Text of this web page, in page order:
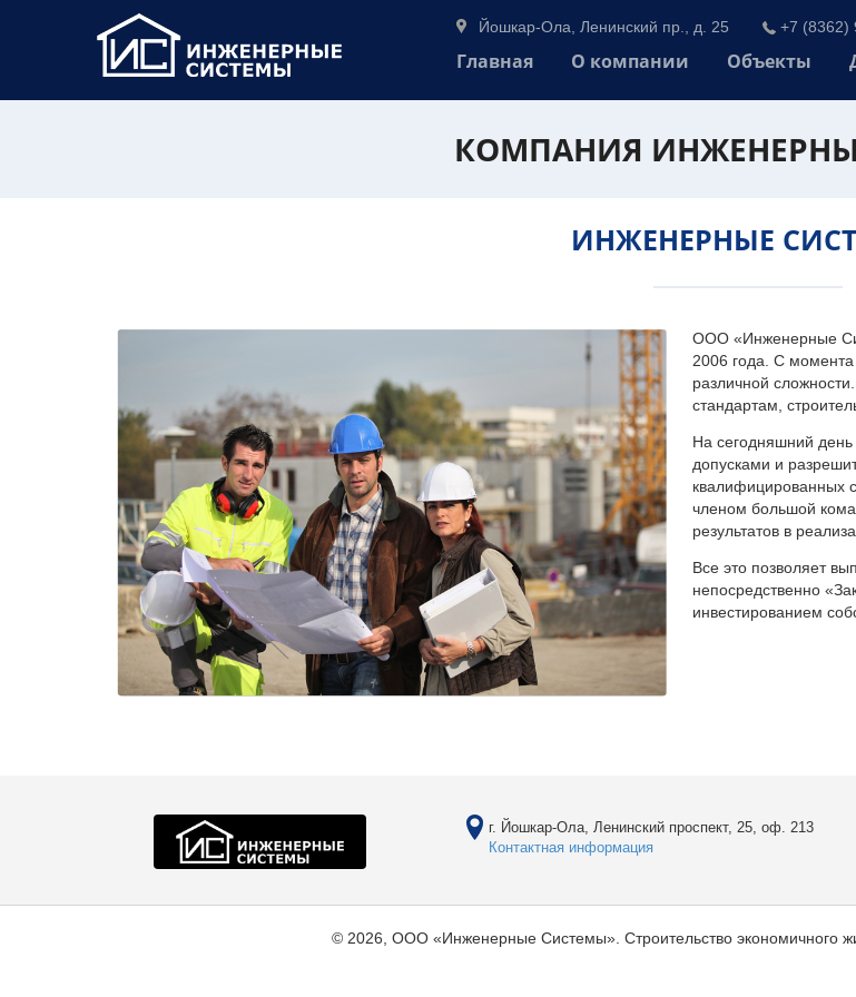
Йошкар-Ола, Ленинский пр., д. 25 +7 (8362)
Главная О компании Объекты
КОМПАНИЯ
ИНЖЕНЕРНЫЕ
ООО «Инженерные
2006 года. С
различной
стандартам,
На сегодняшний
допусками и
квалифицированных
членом большой
результатов в
Все это позволяет
непосредственно
инвестированием
г. Йошкар-Ола, Ленинский проспект, 25, оф. 213
Контактная информация
© 2026, ООО «Инженерные Системы». Строительство экономичного